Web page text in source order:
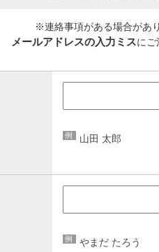
※連絡事項がある場合があ
メールアドレスの入力ミスにご
例 山田 太郎
例 やまだ たろう